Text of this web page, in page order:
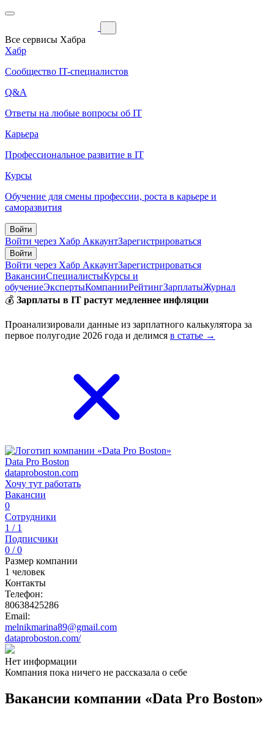
Все сервисы Хабра
Хабр
Сообщество IT-специалистов
Q&A
Ответы на любые вопросы об IT
Карьера
Профессиональное развитие в IT
Курсы
Обучение для смены профессии, роста в карьере и
саморазвития
Войти
Войти через Хабр АккаунтЗарегистрироваться
Войти
Войти через Хабр АккаунтЗарегистрироваться
ВакансииСпециалистыКурсы и
обучениеЭкспертыКомпанииРейтингЗарплатыЖурнал
💰 Зарплаты в IT растут медленнее инфляции
Проанализировали данные из зарплатного калькулятора за
первое полугодие 2026 года и делимся в статье →
Data Pro Boston
dataproboston.com
Хочу тут работать
Вакансии
0
Сотрудники
1 / 1
Подписчики
0 / 0
Размер компании
1 человек
Контакты
Телефон:
80638425286
Email:
melnikmarina89@gmail.com
dataproboston.com/
Нет информации
Компания пока ничего не рассказала о себе
Вакансии компании «Data Pro Boston»